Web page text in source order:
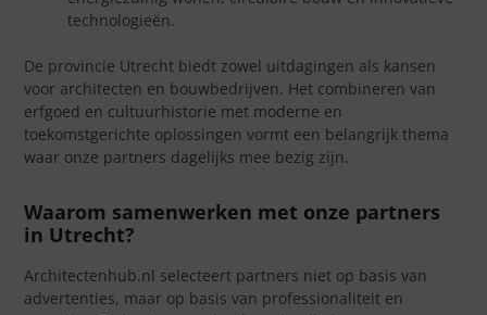
technologieën.
De provincie Utrecht biedt zowel uitdagingen als kansen
voor architecten en bouwbedrijven. Het combineren van
erfgoed en cultuurhistorie met moderne en
toekomstgerichte oplossingen vormt een belangrijk thema
waar onze partners dagelijks mee bezig zijn.
Waarom samenwerken met onze partners
in Utrecht?
Architectenhub.nl selecteert partners niet op basis van
advertenties, maar op basis van professionaliteit en